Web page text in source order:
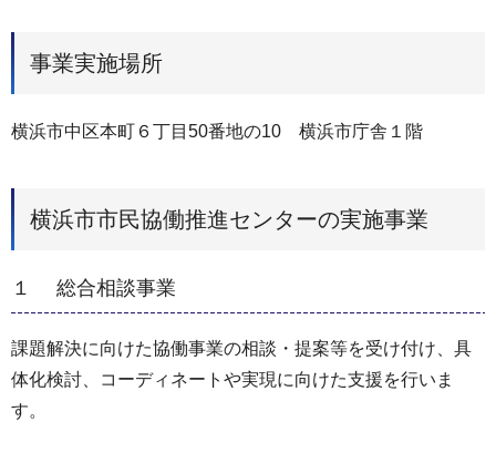
事業実施場所
横浜市中区本町６丁目50番地の10 横浜市庁舎１階
横浜市市民協働推進センターの実施事業
１ 総合相談事業
課題解決に向けた協働事業の相談・提案等を受け付け、具
体化検討、コーディネートや実現に向けた支援を行いま
す。